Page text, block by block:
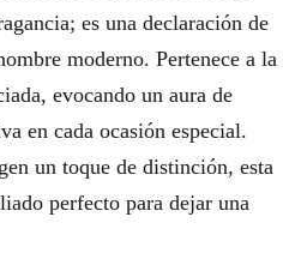
es una declaración de
moderno. Pertenece a la
evocando un aura de
en cada ocasión especial.
un toque de distinción, esta
perfecto para dejar una